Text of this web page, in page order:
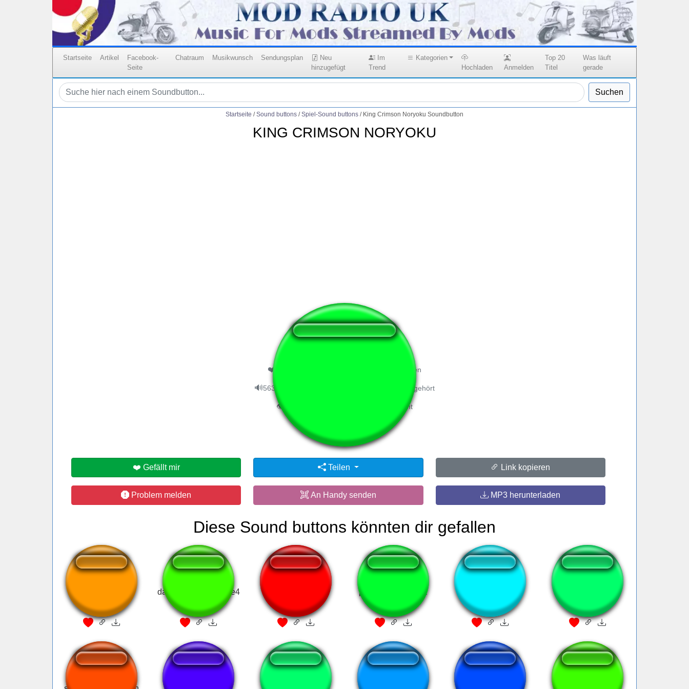
Startseite Artikel
Facebook-
Seite
Chatraum Musikwunsch Sendungsplan
Neu
hinzugefügt
Im
Trend
Kategorien
Hochladen
Anmelden
Top 20
Titel
Was läuft
gerade
Suchen
Startseite / Sound buttons / Spiel-Sound buttons / King Crimson Noryoku Soundbutton
KING CRIMSON NORYOKU
❤️ Nutzern hat dieser Soundbutton gefallen
🔊563 Nutzer haben sich diesen Soundbutton angehört
👁️1990 Nutzer haben diese Seite besucht
#king #ok
❤️ Gefällt mir Teilen Link kopieren
Problem melden An Handy senden MP3 herunterladen
Diese Sound buttons könnten dir gefallen
Love, love, love... davy jones pérolas re4
The mother of all
omelettes
partida encontrada Overwatch 龍神剣
Dr. Coomer - Hello
Gordon!